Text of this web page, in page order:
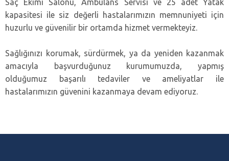
Saç Ekimi Salonu, Ambulans Servisi ve 25 adet Yatak
kapasitesi ile siz değerli hastalarımızın memnuniyeti için
huzurlu ve güvenilir bir ortamda hizmet vermekteyiz.
Sağlığınızı korumak, sürdürmek, ya da yeniden kazanmak
amacıyla başvurduğunuz kurumumuzda, yapmış
olduğumuz başarılı tedaviler ve ameliyatlar ile
hastalarımızın güvenini kazanmaya devam ediyoruz.